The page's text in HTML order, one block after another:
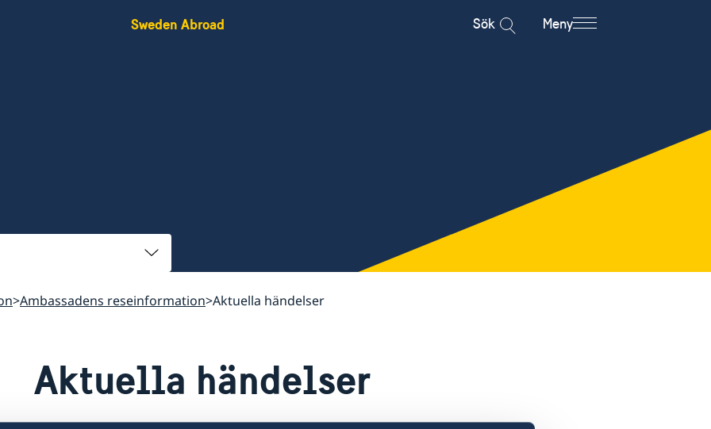
Sweden Abroad Sök Meny
Ambassadens reseinformation Aktuella händelser
Aktuella händelser